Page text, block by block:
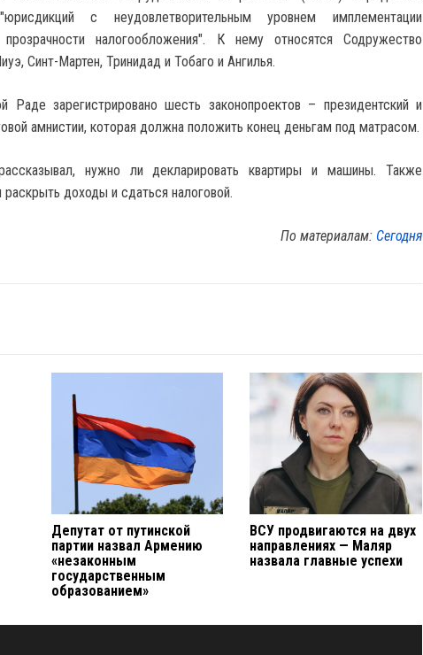
с неудовлетворительным уровнем имплементации
прозрачности налогообложения". К нему относятся Содружество
Синт-Мартен, Тринидад и Тобаго и Ангилья.
Раде зарегистрировано шесть законопроектов – президентский и
амнистии, которая должна положить конец деньгам под матрасом.
нужно ли декларировать квартиры и машины. Также
доходы и сдаться налоговой.
По материалам: Сегодня
Депутат от путинской
партии назвал Армению
«незаконным
государственным
образованием»
ВСУ продвигаются на двух
направлениях — Маляр
назвала главные успехи